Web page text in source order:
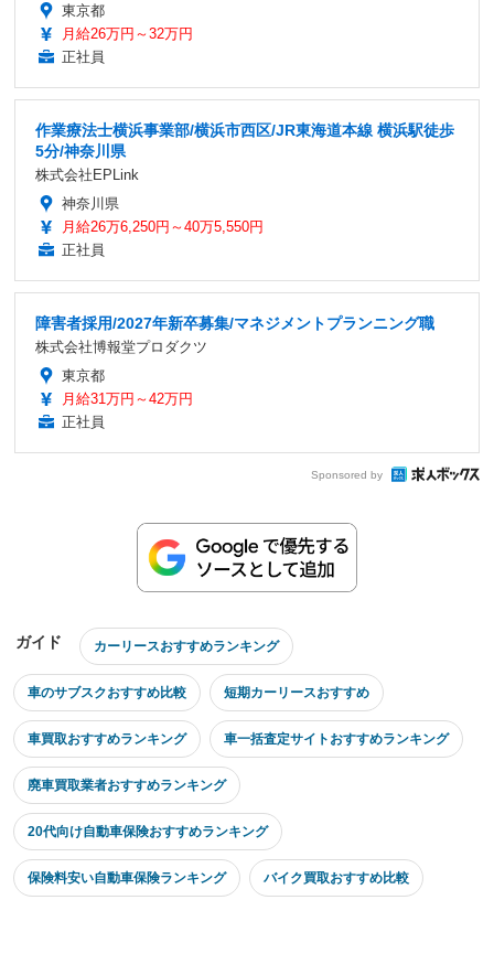
東京都
月給26万円～32万円
正社員
作業療法士横浜事業部/横浜市西区/JR東海道本線 横浜駅徒歩
5分/神奈川県
株式会社EPLink
神奈川県
月給26万6,250円～40万5,550円
正社員
障害者採用/2027年新卒募集/マネジメントプランニング職
株式会社博報堂プロダクツ
東京都
月給31万円～42万円
正社員
Sponsored by
ガイド カーリースおすすめランキング
車のサブスクおすすめ比較 短期カーリースおすすめ
車買取おすすめランキング 車一括査定サイトおすすめランキング
廃車買取業者おすすめランキング
20代向け自動車保険おすすめランキング
保険料安い自動車保険ランキング バイク買取おすすめ比較